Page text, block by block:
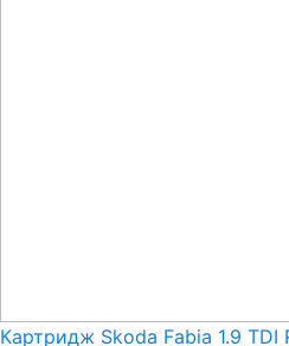
Картридж Skoda Fabia 1.9 TDI